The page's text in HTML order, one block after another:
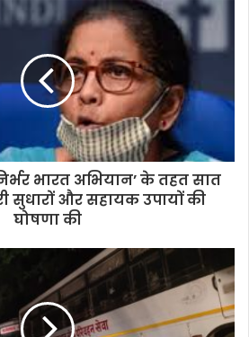
भारत अभियान’ के तहत सात
सुधारों और सहायक उपायों की
घोषणा की